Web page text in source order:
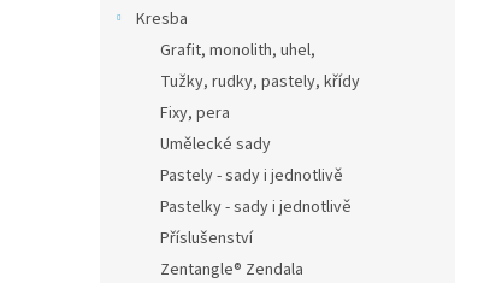
Kresba
Grafit, monolith, uhel,
Tužky, rudky, pastely, křídy
Fixy, pera
Umělecké sady
Pastely - sady i jednotlivě
Pastelky - sady i jednotlivě
Příslušenství
Zentangle® Zendala